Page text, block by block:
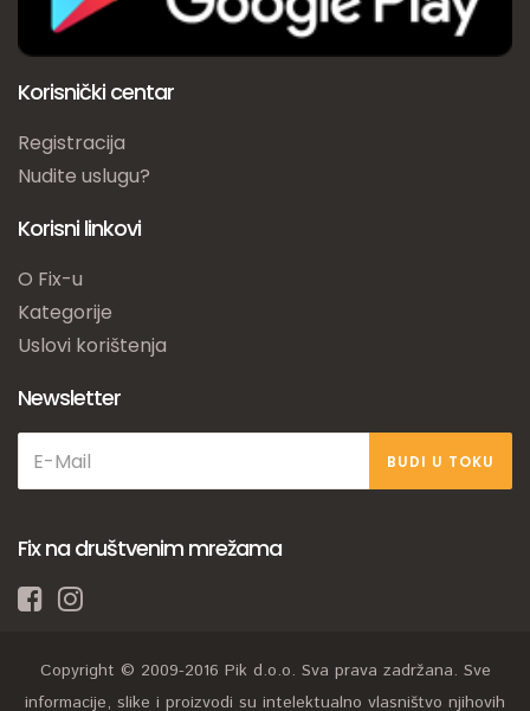
Korisnički centar
Registracija
Nudite uslugu?
Korisni linkovi
O Fix-u
Kategorije
Uslovi korištenja
Newsletter
BUDI U TOKU
Fix na društvenim mrežama
Copyright © 2009-2016 Pik d.o.o. Sva prava zadržana. Sve
informacije, slike i proizvodi su intelektualno vlasništvo njihovih